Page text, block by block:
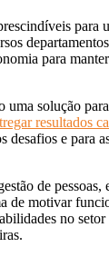
para
para
uma solução
resultados
desafios e para
de pessoas,
de motivar
no